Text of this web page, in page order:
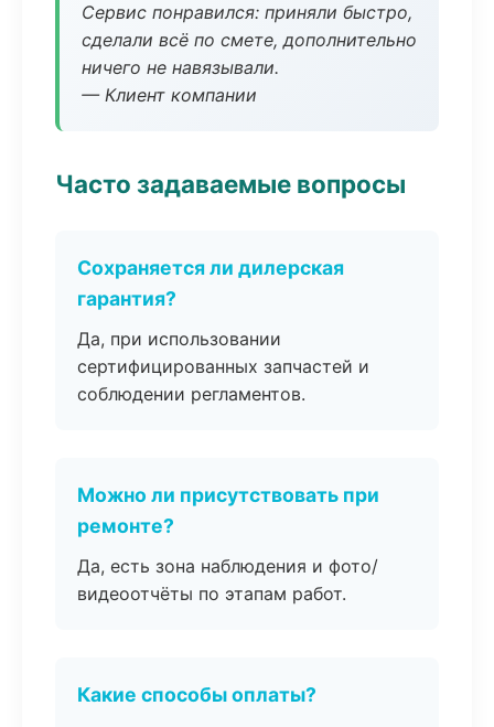
Сервис понравился: приняли быстро,
сделали всё по смете, дополнительно
ничего не навязывали.
— Клиент компании
Часто задаваемые вопросы
Сохраняется ли дилерская
гарантия?
Да, при использовании
сертифицированных запчастей и
соблюдении регламентов.
Можно ли присутствовать при
ремонте?
Да, есть зона наблюдения и фото/
видеоотчёты по этапам работ.
Какие способы оплаты?